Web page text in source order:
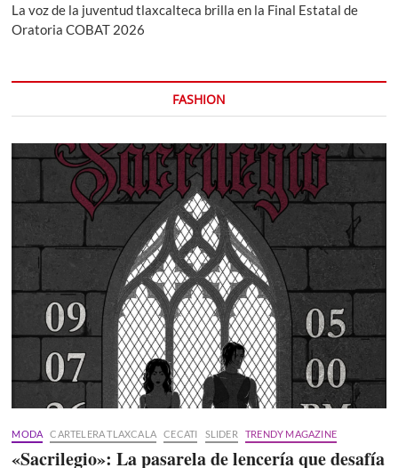
La voz de la juventud tlaxcalteca brilla en la Final Estatal de
Oratoria COBAT 2026
FASHION
MODA CARTELERA TLAXCALA CECATI SLIDER TRENDY MAGAZINE
«Sacrilegio»: La pasarela de lencería que desafía